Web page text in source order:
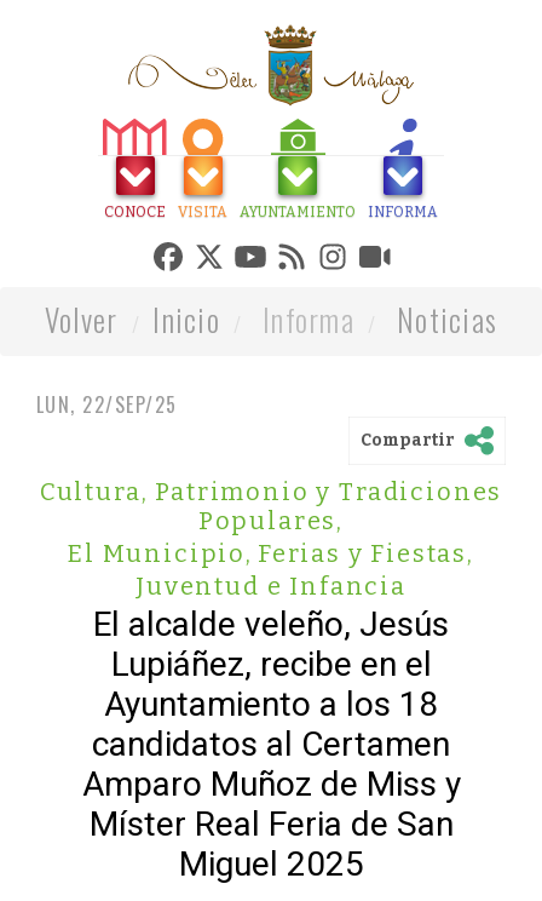
CONOCE VISITA AYUNTAMIENTO INFORMA
Volver Inicio Informa Noticias
LUN, 22/SEP/25
Compartir
Cultura, Patrimonio y Tradiciones
Populares,
El Municipio, Ferias y Fiestas,
Juventud e Infancia
El alcalde veleño, Jesús
Lupiáñez, recibe en el
Ayuntamiento a los 18
candidatos al Certamen
Amparo Muñoz de Miss y
Míster Real Feria de San
Miguel 2025